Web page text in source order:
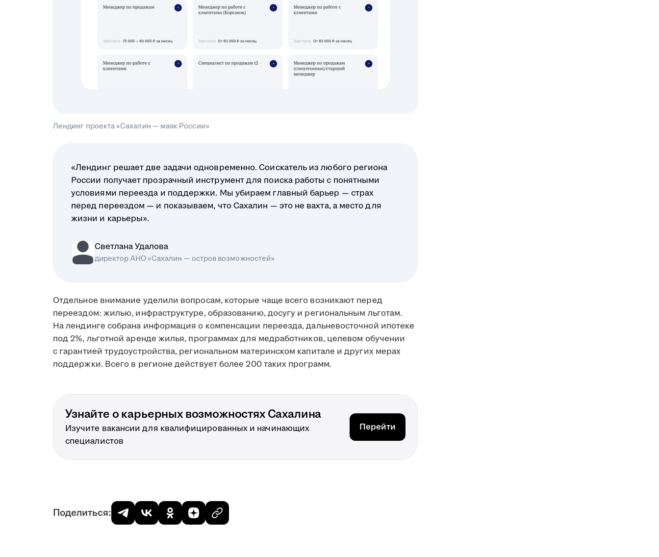
Лендинг проекта «Сахалин — маяк России»
«Лендинг решает две задачи одновременно. Соискатель из любого региона
России получает прозрачный инструмент для поиска работы с понятными
условиями переезда и поддержки. Мы убираем главный барьер — страх
перед переездом — и показываем, что Сахалин — это не вахта, а место для
жизни и карьеры».
Светлана Удалова
директор АНО «Сахалин — остров возможностей»
Отдельное внимание уделили вопросам, которые чаще всего возникают перед
переездом: жилью, инфраструктуре, образованию, досугу и региональным льготам.
На лендинге собрана информация о компенсации переезда, дальневосточной ипотеке
под 2%, льготной аренде жилья, программах для медработников, целевом обучении
с гарантией трудоустройства, региональном материнском капитале и других мерах
поддержки. Всего в регионе действует более 200 таких программ.
Узнайте о карьерных возможностях Сахалина
Изучите вакансии для квалифицированных и начинающих
специалистов
Перейти
Поделиться: